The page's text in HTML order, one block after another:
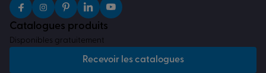
Catalogues produits
Disponibles gratuitement
Recevoir les catalogues